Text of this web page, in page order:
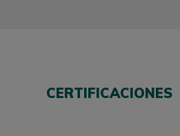
CERTIFICACIONES